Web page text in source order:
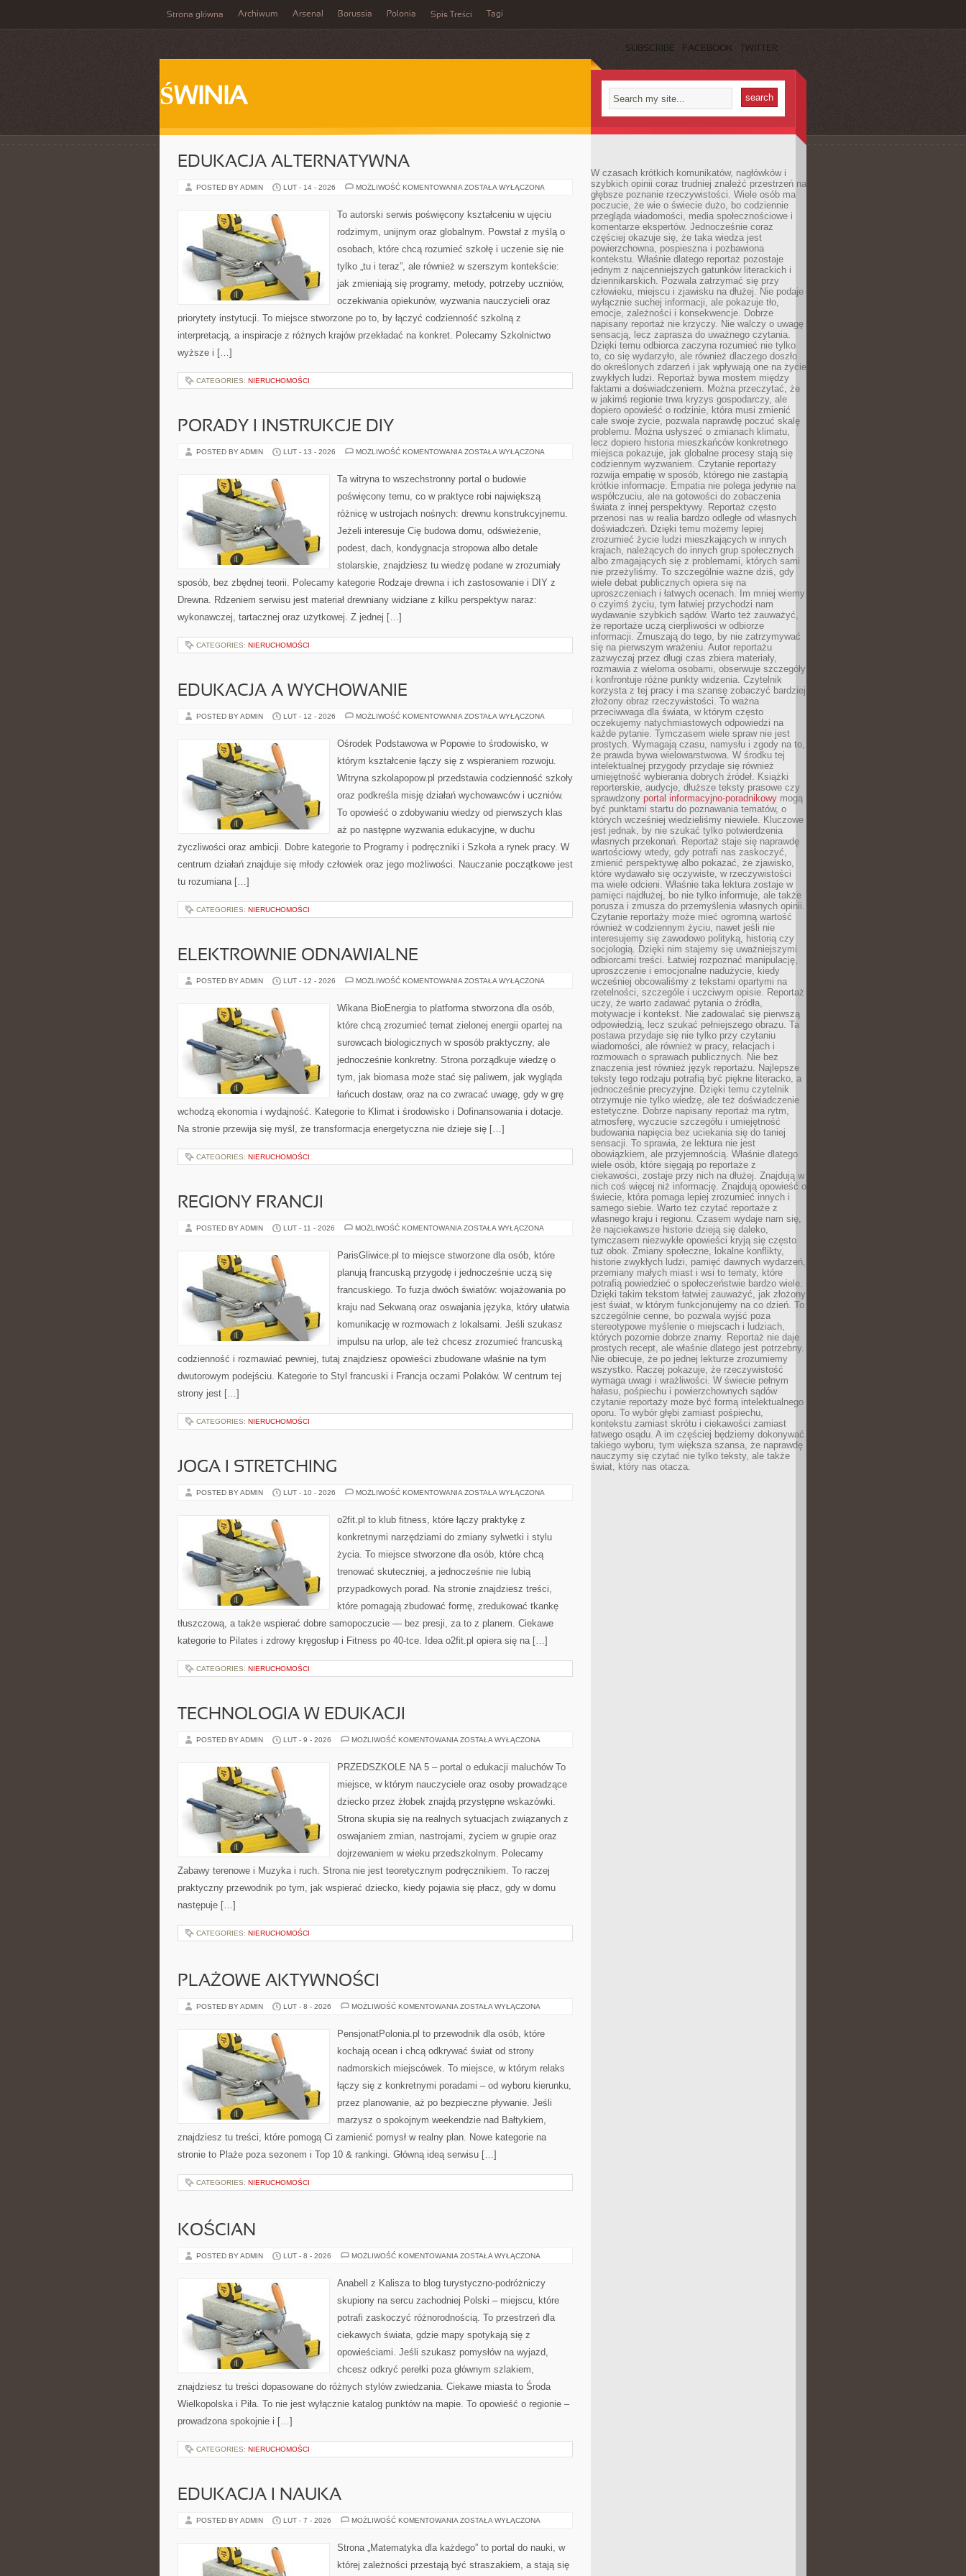
Strona główna Archiwum Arsenal Borussia Polonia Spis Treści Tagi
SUBSCRIBE FACEBOOK TWITTER
ŚWINIA
EDUKACJA ALTERNATYWNA
POSTED BY ADMIN LUT - 14 - 2026 MOŻLIWOŚĆ KOMENTOWANIA EDUKACJA
ZOSTAŁA WYŁĄCZONA
To autorski serwis poświęcony kształceniu w ujęciu
rodzimym, unijnym oraz globalnym. Powstał z myślą o
osobach, które chcą rozumieć szkołę i uczenie się nie
tylko „tu i teraz”, ale również w szerszym kontekście:
jak zmieniają się programy, metody, potrzeby uczniów,
oczekiwania opiekunów, wyzwania nauczycieli oraz
priorytety instytucji. To miejsce stworzone po to, by łączyć codzienność szkolną z
interpretacją, a inspiracje z różnych krajów przekładać na konkret. Polecamy Szkolnictwo
wyższe i […]
CATEGORIES: NIERUCHOMOŚCI
PORADY I INSTRUKCJE DIY
POSTED BY ADMIN LUT - 13 - 2026 MOŻLIWOŚĆ KOMENTOWANIA PORADY
DIY
ZOSTAŁA WYŁĄCZONA
Ta witryna to wszechstronny portal o budowie
poświęcony temu, co w praktyce robi największą
różnicę w ustrojach nośnych: drewnu konstrukcyjnemu.
Jeżeli interesuje Cię budowa domu, odświeżenie,
podest, dach, kondygnacja stropowa albo detale
stolarskie, znajdziesz tu wiedzę podane w zrozumiały
sposób, bez zbędnej teorii. Polecamy kategorie Rodzaje drewna i ich zastosowanie i DIY z
Drewna. Rdzeniem serwisu jest materiał drewniany widziane z kilku perspektyw naraz:
wykonawczej, tartacznej oraz użytkowej. Z jednej […]
CATEGORIES: NIERUCHOMOŚCI
EDUKACJA A WYCHOWANIE
POSTED BY ADMIN LUT - 12 - 2026 MOŻLIWOŚĆ KOMENTOWANIA EDUKACJA
ZOSTAŁA WYŁĄCZONA
Ośrodek Podstawowa w Popowie to środowisko, w
którym kształcenie łączy się z wspieraniem rozwoju.
Witryna szkolapopow.pl przedstawia codzienność szkoły
oraz podkreśla misję działań wychowawców i uczniów.
To opowieść o zdobywaniu wiedzy od pierwszych klas
aż po następne wyzwania edukacyjne, w duchu
życzliwości oraz ambicji. Dobre kategorie to Programy i podręczniki i Szkoła a rynek pracy. W
centrum działań znajduje się młody człowiek oraz jego możliwości. Nauczanie początkowe jest
tu rozumiana […]
CATEGORIES: NIERUCHOMOŚCI
ELEKTROWNIE ODNAWIALNE
POSTED BY ADMIN LUT - 12 - 2026 MOŻLIWOŚĆ KOMENTOWANIA ELEKTROWNIE
ZOSTAŁA WYŁĄCZONA
Wikana BioEnergia to platforma stworzona dla osób,
które chcą zrozumieć temat zielonej energii opartej na
surowcach biologicznych w sposób praktyczny, ale
jednocześnie konkretny. Strona porządkuje wiedzę o
tym, jak biomasa może stać się paliwem, jak wygląda
łańcuch dostaw, oraz na co zwracać uwagę, gdy w grę
wchodzą ekonomia i wydajność. Kategorie to Klimat i środowisko i Dofinansowania i dotacje.
Na stronie przewija się myśl, że transformacja energetyczna nie dzieje się […]
CATEGORIES: NIERUCHOMOŚCI
REGIONY FRANCJI
POSTED BY ADMIN LUT - 11 - 2026 MOŻLIWOŚĆ KOMENTOWANIA REGIONY
ZOSTAŁA WYŁĄCZONA
ParisGliwice.pl to miejsce stworzone dla osób, które
planują francuską przygodę i jednocześnie uczą się
francuskiego. To fuzja dwóch światów: wojażowania po
kraju nad Sekwaną oraz oswajania języka, który ułatwia
komunikację w rozmowach z lokalsami. Jeśli szukasz
impulsu na urlop, ale też chcesz zrozumieć francuską
codzienność i rozmawiać pewniej, tutaj znajdziesz opowieści zbudowane właśnie na tym
dwutorowym podejściu. Kategorie to Styl francuski i Francja oczami Polaków. W centrum tej
strony jest […]
CATEGORIES: NIERUCHOMOŚCI
JOGA I STRETCHING
POSTED BY ADMIN LUT - 10 - 2026 MOŻLIWOŚĆ KOMENTOWANIA JOGA
ZOSTAŁA WYŁĄCZONA
o2fit.pl to klub fitness, które łączy praktykę z
konkretnymi narzędziami do zmiany sylwetki i stylu
życia. To miejsce stworzone dla osób, które chcą
trenować skuteczniej, a jednocześnie nie lubią
przypadkowych porad. Na stronie znajdziesz treści,
które pomagają zbudować formę, zredukować tkankę
tłuszczową, a także wspierać dobre samopoczucie — bez presji, za to z planem. Ciekawe
kategorie to Pilates i zdrowy kręgosłup i Fitness po 40-tce. Idea o2fit.pl opiera się na […]
CATEGORIES: NIERUCHOMOŚCI
TECHNOLOGIA W EDUKACJI
POSTED BY ADMIN LUT - 9 - 2026 MOŻLIWOŚĆ KOMENTOWANIA TECHNOLOGIA
ZOSTAŁA WYŁĄCZONA
PRZEDSZKOLE NA 5 – portal o edukacji maluchów To
miejsce, w którym nauczyciele oraz osoby prowadzące
dziecko przez żłobek znajdą przystępne wskazówki.
Strona skupia się na realnych sytuacjach związanych z
oswajaniem zmian, nastrojami, życiem w grupie oraz
dojrzewaniem w wieku przedszkolnym. Polecamy
Zabawy terenowe i Muzyka i ruch. Strona nie jest teoretycznym podręcznikiem. To raczej
praktyczny przewodnik po tym, jak wspierać dziecko, kiedy pojawia się płacz, gdy w domu
następuje […]
CATEGORIES: NIERUCHOMOŚCI
PLAŻOWE AKTYWNOŚCI
POSTED BY ADMIN LUT - 8 - 2026 MOŻLIWOŚĆ KOMENTOWANIA PLAŻOWE
ZOSTAŁA WYŁĄCZONA
PensjonatPolonia.pl to przewodnik dla osób, które
kochają ocean i chcą odkrywać świat od strony
nadmorskich miejscówek. To miejsce, w którym relaks
łączy się z konkretnymi poradami – od wyboru kierunku,
przez planowanie, aż po bezpieczne pływanie. Jeśli
marzysz o spokojnym weekendzie nad Bałtykiem,
znajdziesz tu treści, które pomogą Ci zamienić pomysł w realny plan. Nowe kategorie na
stronie to Plaże poza sezonem i Top 10 & rankingi. Główną ideą serwisu […]
CATEGORIES: NIERUCHOMOŚCI
KOŚCIAN
POSTED BY ADMIN LUT - 8 - 2026 MOŻLIWOŚĆ KOMENTOWANIA KOŚCIAN
ZOSTAŁA WYŁĄCZONA
Anabell z Kalisza to blog turystyczno-podróżniczy
skupiony na sercu zachodniej Polski – miejscu, które
potrafi zaskoczyć różnorodnością. To przestrzeń dla
ciekawych świata, gdzie mapy spotykają się z
opowieściami. Jeśli szukasz pomysłów na wyjazd,
chcesz odkryć perełki poza głównym szlakiem,
znajdziesz tu treści dopasowane do różnych stylów zwiedzania. Ciekawe miasta to Środa
Wielkopolska i Piła. To nie jest wyłącznie katalog punktów na mapie. To opowieść o regionie –
prowadzona spokojnie i […]
CATEGORIES: NIERUCHOMOŚCI
EDUKACJA I NAUKA
POSTED BY ADMIN LUT - 7 - 2026 MOŻLIWOŚĆ KOMENTOWANIA EDUKACJA
ZOSTAŁA WYŁĄCZONA
Strona „Matematyka dla każdego” to portal do nauki, w
której zależności przestają być straszakiem, a stają się
W czasach krótkich komunikatów, nagłówków i
szybkich opinii coraz trudniej znaleźć przestrzeń na
głębsze poznanie rzeczywistości. Wiele osób ma
poczucie, że wie o świecie dużo, bo codziennie
przegląda wiadomości, media społecznościowe i
komentarze ekspertów. Jednocześnie coraz
częściej okazuje się, że taka wiedza jest
powierzchowna, pospieszna i pozbawiona
kontekstu. Właśnie dlatego reportaż pozostaje
jednym z najcenniejszych gatunków literackich i
dziennikarskich. Pozwala zatrzymać się przy
człowieku, miejscu i zjawisku na dłużej. Nie podaje
wyłącznie suchej informacji, ale pokazuje tło,
emocje, zależności i konsekwencje. Dobrze
napisany reportaż nie krzyczy. Nie walczy o uwagę
sensacją, lecz zaprasza do uważnego czytania.
Dzięki temu odbiorca zaczyna rozumieć nie tylko
to, co się wydarzyło, ale również dlaczego doszło
do określonych zdarzeń i jak wpływają one na życie
zwykłych ludzi. Reportaż bywa mostem między
faktami a doświadczeniem. Można przeczytać, że
w jakimś regionie trwa kryzys gospodarczy, ale
dopiero opowieść o rodzinie, która musi zmienić
całe swoje życie, pozwala naprawdę poczuć skalę
problemu. Można usłyszeć o zmianach klimatu,
lecz dopiero historia mieszkańców konkretnego
miejsca pokazuje, jak globalne procesy stają się
codziennym wyzwaniem. Czytanie reportaży
rozwija empatię w sposób, którego nie zastąpią
krótkie informacje. Empatia nie polega jedynie na
współczuciu, ale na gotowości do zobaczenia
świata z innej perspektywy. Reportaż często
przenosi nas w realia bardzo odległe od własnych
doświadczeń. Dzięki temu możemy lepiej
zrozumieć życie ludzi mieszkających w innych
krajach, należących do innych grup społecznych
albo zmagających się z problemami, których sami
nie przeżyliśmy. To szczególnie ważne dziś, gdy
wiele debat publicznych opiera się na
uproszczeniach i łatwych ocenach. Im mniej wiemy
o czyimś życiu, tym łatwiej przychodzi nam
wydawanie szybkich sądów. Warto też zauważyć,
że reportaże uczą cierpliwości w odbiorze
informacji. Zmuszają do tego, by nie zatrzymywać
się na pierwszym wrażeniu. Autor reportażu
zazwyczaj przez długi czas zbiera materiały,
rozmawia z wieloma osobami, obserwuje szczegóły
i konfrontuje różne punkty widzenia. Czytelnik
korzysta z tej pracy i ma szansę zobaczyć bardziej
złożony obraz rzeczywistości. To ważna
przeciwwaga dla świata, w którym często
oczekujemy natychmiastowych odpowiedzi na
każde pytanie. Tymczasem wiele spraw nie jest
prostych. Wymagają czasu, namysłu i zgody na to,
że prawda bywa wielowarstwowa. W środku tej
intelektualnej przygody przydaje się również
umiejętność wybierania dobrych źródeł. Książki
reporterskie, audycje, dłuższe teksty prasowe czy
sprawdzony portal informacyjno-poradnikowy mogą
być punktami startu do poznawania tematów, o
których wcześniej wiedzieliśmy niewiele. Kluczowe
jest jednak, by nie szukać tylko potwierdzenia
własnych przekonań. Reportaż staje się naprawdę
wartościowy wtedy, gdy potrafi nas zaskoczyć,
zmienić perspektywę albo pokazać, że zjawisko,
które wydawało się oczywiste, w rzeczywistości
ma wiele odcieni. Właśnie taka lektura zostaje w
pamięci najdłużej, bo nie tylko informuje, ale także
porusza i zmusza do przemyślenia własnych opinii.
Czytanie reportaży może mieć ogromną wartość
również w codziennym życiu, nawet jeśli nie
interesujemy się zawodowo polityką, historią czy
socjologią. Dzięki nim stajemy się uważniejszymi
odbiorcami treści. Łatwiej rozpoznać manipulację,
uproszczenie i emocjonalne nadużycie, kiedy
wcześniej obcowaliśmy z tekstami opartymi na
rzetelności, szczególe i uczciwym opisie. Reportaż
uczy, że warto zadawać pytania o źródła,
motywacje i kontekst. Nie zadowalać się pierwszą
odpowiedzią, lecz szukać pełniejszego obrazu. Ta
postawa przydaje się nie tylko przy czytaniu
wiadomości, ale również w pracy, relacjach i
rozmowach o sprawach publicznych. Nie bez
znaczenia jest również język reportażu. Najlepsze
teksty tego rodzaju potrafią być piękne literacko, a
jednocześnie precyzyjne. Dzięki temu czytelnik
otrzymuje nie tylko wiedzę, ale też doświadczenie
estetyczne. Dobrze napisany reportaż ma rytm,
atmosferę, wyczucie szczegółu i umiejętność
budowania napięcia bez uciekania się do taniej
sensacji. To sprawia, że lektura nie jest
obowiązkiem, ale przyjemnością. Właśnie dlatego
wiele osób, które sięgają po reportaże z
ciekawości, zostaje przy nich na dłużej. Znajdują w
nich coś więcej niż informację. Znajdują opowieść o
świecie, która pomaga lepiej zrozumieć innych i
samego siebie. Warto też czytać reportaże z
własnego kraju i regionu. Czasem wydaje nam się,
że najciekawsze historie dzieją się daleko,
tymczasem niezwykłe opowieści kryją się często
tuż obok. Zmiany społeczne, lokalne konflikty,
historie zwykłych ludzi, pamięć dawnych wydarzeń,
przemiany małych miast i wsi to tematy, które
potrafią powiedzieć o społeczeństwie bardzo wiele.
Dzięki takim tekstom łatwiej zauważyć, jak złożony
jest świat, w którym funkcjonujemy na co dzień. To
szczególnie cenne, bo pozwala wyjść poza
stereotypowe myślenie o miejscach i ludziach,
których pozornie dobrze znamy. Reportaż nie daje
prostych recept, ale właśnie dlatego jest potrzebny.
Nie obiecuje, że po jednej lekturze zrozumiemy
wszystko. Raczej pokazuje, że rzeczywistość
wymaga uwagi i wrażliwości. W świecie pełnym
hałasu, pośpiechu i powierzchownych sądów
czytanie reportaży może być formą intelektualnego
oporu. To wybór głębi zamiast pośpiechu,
kontekstu zamiast skrótu i ciekawości zamiast
łatwego osądu. A im częściej będziemy dokonywać
takiego wyboru, tym większa szansa, że naprawdę
nauczymy się czytać nie tylko teksty, ale także
świat, który nas otacza.